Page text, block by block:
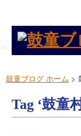
鼓童ブログ ホーム >
Tag ‘鼓童